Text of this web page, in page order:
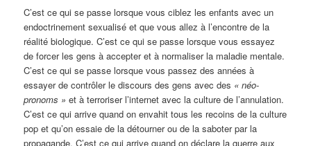
C’est ce qui se passe lorsque vous ciblez les enfants avec un
endoctrinement sexualisé et que vous allez à l’encontre de la
réalité biologique. C’est ce qui se passe lorsque vous essayez
de forcer les gens à accepter et à normaliser la maladie mentale.
C’est ce qui se passe lorsque vous passez des années à
essayer de contrôler le discours des gens avec des « néo-
pronoms » et à terroriser l’internet avec la culture de l’annulation.
C’est ce qui arrive quand on envahit tous les recoins de la culture
pop et qu’on essaie de la détourner ou de la saboter par la
propagande. C’est ce qui arrive quand on déclare la guerre aux